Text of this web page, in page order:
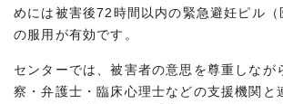
めには被害後72時間以内の緊急避妊ピル（
の服用が有効です。
センターでは、被害者の意思を尊重しなが
察・弁護士・臨床心理士などの支援機関と